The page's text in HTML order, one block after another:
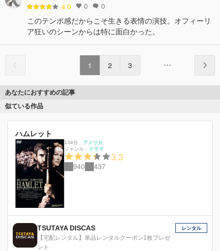
4.0 0 0
このテンポ感だからこそ生きる表情の演技。オフィーリ
ア狂いのシーンからは特に面白かった。
1 2 3
あなたにおすすめの記事
似ている作品
ハムレット
134分
アメリカ
ジャンル：
ドラマ
3.3
940 437
TSUTAYA DISCAS
【宅配レンタル】単品レンタルクーポン1枚プレゼ
ント
レンタル